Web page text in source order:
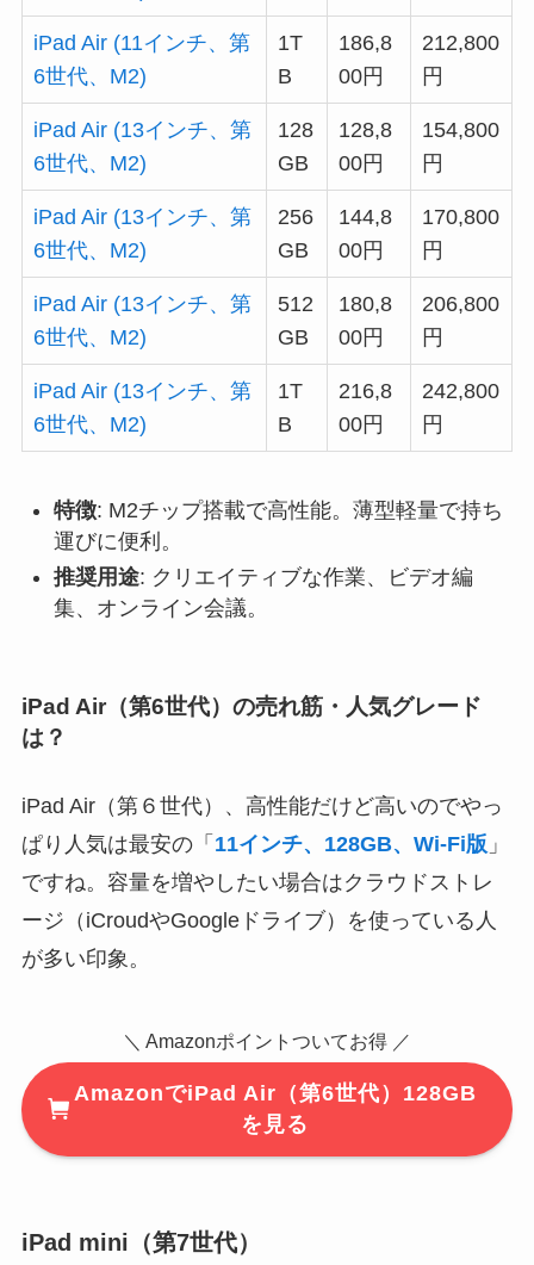
iPad Air (11インチ、第
6世代、M2)
1T
B
186,8
00円
212,800
円
iPad Air (13インチ、第
6世代、M2)
128
GB
128,8
00円
154,800
円
iPad Air (13インチ、第
6世代、M2)
256
GB
144,8
00円
170,800
円
iPad Air (13インチ、第
6世代、M2)
512
GB
180,8
00円
206,800
円
iPad Air (13インチ、第
6世代、M2)
1T
B
216,8
00円
242,800
円
特徴: M2チップ搭載で高性能。薄型軽量で持ち
運びに便利。
推奨用途: クリエイティブな作業、ビデオ編
集、オンライン会議。
iPad Air（第6世代）の売れ筋・人気グレード
は？
iPad Air（第６世代）、高性能だけど高いのでやっ
ぱり人気は最安の「 11インチ、128GB、Wi-Fi版 」
ですね。容量を増やしたい場合はクラウドストレ
ージ（iCroudやGoogleドライブ）を使っている人
が多い印象。
＼ Amazonポイントついてお得 ／
AmazonでiPad Air（第6世代）128GB
を見る
iPad mini（第7世代）